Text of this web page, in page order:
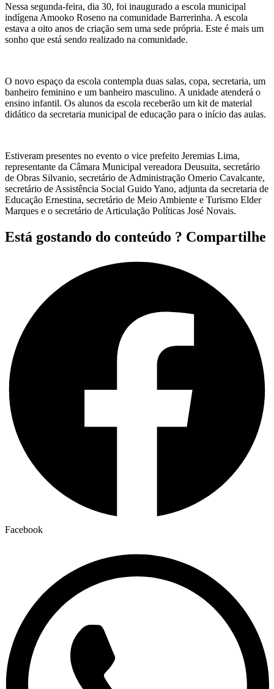
Nessa segunda-feira, dia 30, foi inaugurado a escola municipal
indígena Amooko Roseno na comunidade Barrerinha. A escola
estava a oito anos de criação sem uma sede própria. Este é mais um
sonho que está sendo realizado na comunidade.
O novo espaço da escola contempla duas salas, copa, secretaria, um
banheiro feminino e um banheiro masculino. A unidade atenderá o
ensino infantil. Os alunos da escola receberão um kit de material
didático da secretaria municipal de educação para o início das aulas.
Estiveram presentes no evento o vice prefeito Jeremias Lima,
representante da Câmara Municipal vereadora Deusuita, secretário
de Obras Silvanio, secretário de Administração Omerio Cavalcante,
secretário de Assistência Social Guido Yano, adjunta da secretaria de
Educação Ernestina, secretário de Meio Ambiente e Turismo Elder
Marques e o secretário de Articulação Políticas José Novais.
Está gostando do conteúdo ? Compartilhe
Facebook